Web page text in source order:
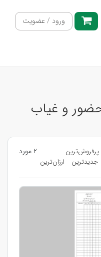
ورود / عضویت
و غیاب
پرفروش‌ترین
جدیدترین
ارزان‌ترین
2 مورد